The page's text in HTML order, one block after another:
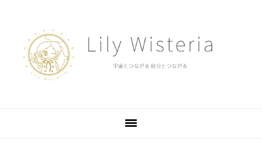
primary
navigation
content